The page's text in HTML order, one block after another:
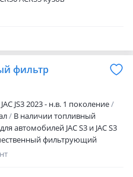
фильтр
JAC JS3 2023 - н.в. 1 поколение
В наличии топливный
автомобилей JAC S3 и JAC S3
фильтрующий
предназначенный для очистки